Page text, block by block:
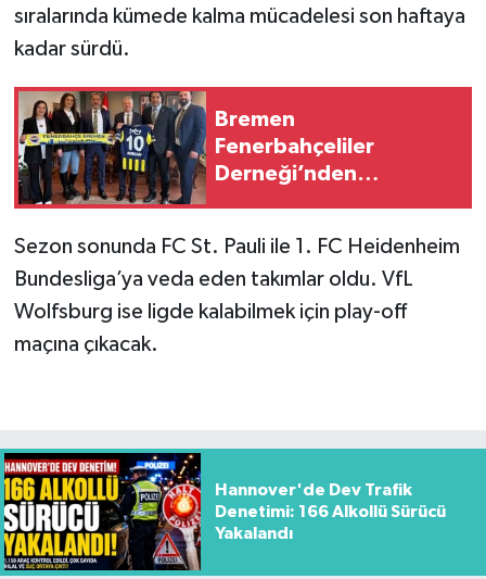
sıralarında kümede kalma mücadelesi son haftaya
kadar sürdü.
Bremen
Fenerbahçeliler
Derneği’nden
Nezaket Ziyareti
Sezon sonunda FC St. Pauli ile 1. FC Heidenheim
Bundesliga’ya veda eden takımlar oldu. VfL
Wolfsburg ise ligde kalabilmek için play-off
maçına çıkacak.
Hannover'de Dev Trafik
Denetimi: 166 Alkollü Sürücü
Yakalandı